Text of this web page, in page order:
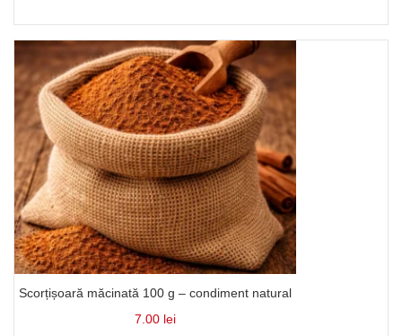
Scorțișoară măcinată 100 g – condiment natural
7.00 lei